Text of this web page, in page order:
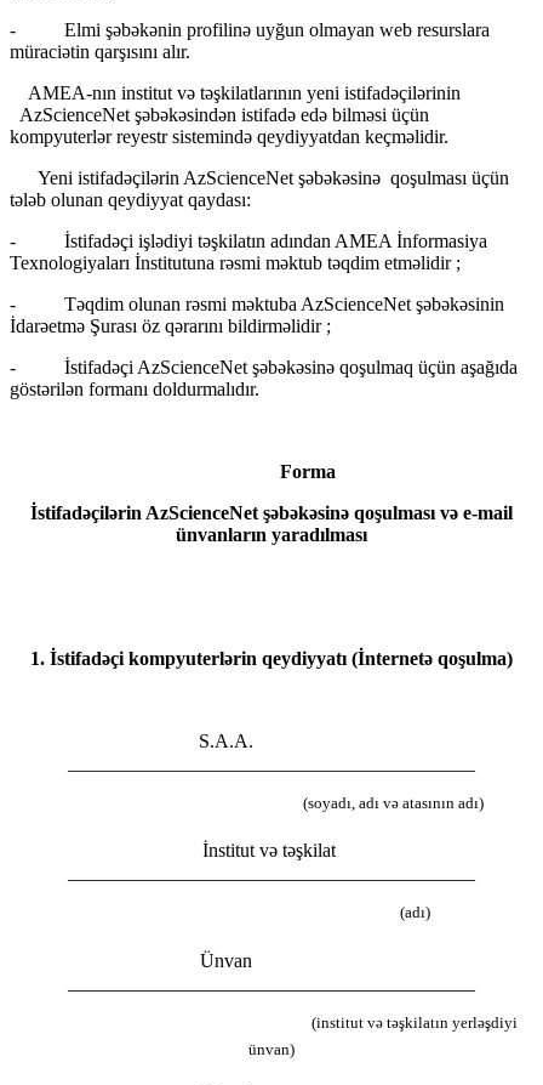
- Elmi şəbəkənin profilinə uyğun olmayan web resurslara
müraciətin qarşısını alır.
AMEA-nın institut və təşkilatlarının yeni istifadəçilərinin
AzScienceNet şəbəkəsindən istifadə edə bilməsi üçün
kompyuterlər reyestr sistemində qeydiyyatdan keçməlidir.
Yeni istifadəçilərin AzScienceNet şəbəkəsinə qoşulması üçün
tələb olunan qeydiyyat qaydası:
- İstifadəçi işlədiyi təşkilatın adından AMEA İnformasiya
Texnologiyaları İnstitutuna rəsmi məktub təqdim etməlidir ;
- Təqdim olunan rəsmi məktuba AzScienceNet şəbəkəsinin
İdarəetmə Şurası öz qərarını bildirməlidir ;
- İstifadəçi AzScienceNet şəbəkəsinə qoşulmaq üçün aşağıda
göstərilən formanı doldurmalıdır.
Forma
İstifadəçilərin AzScienceNet şəbəkəsinə qoşulması və e-mail
ünvanların yaradılması
1. İstifadəçi kompyuterlərin qeydiyyatı (İnternetə qoşulma)
S.A.A.
(soyadı, adı və atasının adı)
İnstitut və təşkilat
(adı)
Ünvan
(institut və təşkilatın yerləşdiyi
ünvan)